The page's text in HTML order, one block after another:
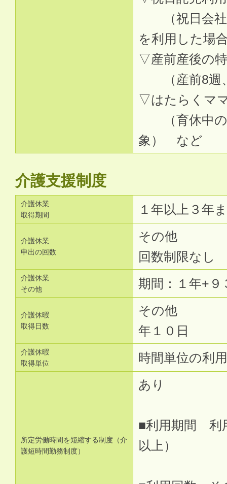
（祝日会社
を利用した場
▽産前産後の
（産前8週
▽はたらくマ
（育休中の
象） など
介護支援制度
介護休業
取得期間
１年以上３年
介護休業
申出の回数
その他
回数制限なし
介護休業
その他
期間：１年+９
介護休暇
取得日数
その他
年１０日
介護休暇
取得単位
時間単位の利用
所定労働時間を短縮する制度（介
護短時間勤務制度）
あり
■利用期間 利
以上）